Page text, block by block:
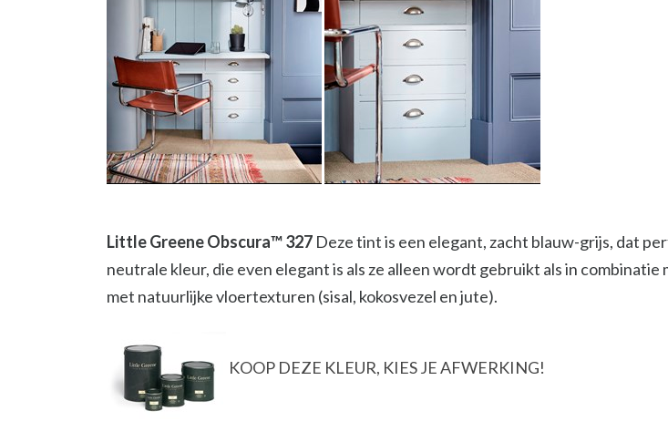
Little Greene Obscura™️ 327 Deze tint is een elegant, zacht blauw-grijs, dat
neutrale kleur, die even elegant is als ze alleen wordt gebruikt als in
met natuurlijke vloertexturen (sisal, kokosvezel en jute).
KOOP DEZE KLEUR, KIES JE AFWERKING!